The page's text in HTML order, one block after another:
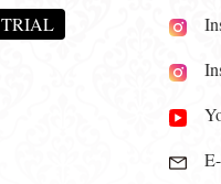
TRIAL
E-